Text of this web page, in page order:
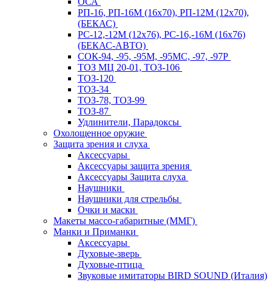
РП-16, РП-16М (16х70), РП-12М (12х70),
(БЕКАС)
РС-12,-12М (12х76), РС-16,-16М (16х76)
(БЕКАС-АВТО)
СОК-94, -95, -95М, -95МС, -97, -97Р
ТОЗ МЦ 20-01, ТОЗ-106
ТОЗ-120
ТОЗ-34
ТОЗ-78, ТОЗ-99
ТОЗ-87
Удлинители, Парадоксы
Охолощенное оружие
Защита зрения и слуха
Аксессуары
Аксессуары защита зрения
Аксессуары Защита слуха
Наушники
Наушники для стрельбы
Очки и маски
Макеты массо-габаритные (ММГ)
Манки и Приманки
Аксессуары
Духовые-зверь
Духовые-птица
Звуковые имитаторы BIRD SOUND (Италия)